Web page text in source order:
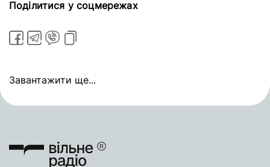
Поділитися у соцмережах
Завантажити ще...